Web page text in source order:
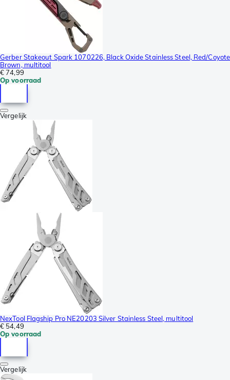
Gerber Stakeout Spark 1070226, Black Oxide Stainless Steel, Red/Coyote
Brown, multitool
€ 74,99
Op voorraad
Vergelijk
NexTool Flagship Pro NE20203 Silver Stainless Steel, multitool
€ 54,49
Op voorraad
Vergelijk